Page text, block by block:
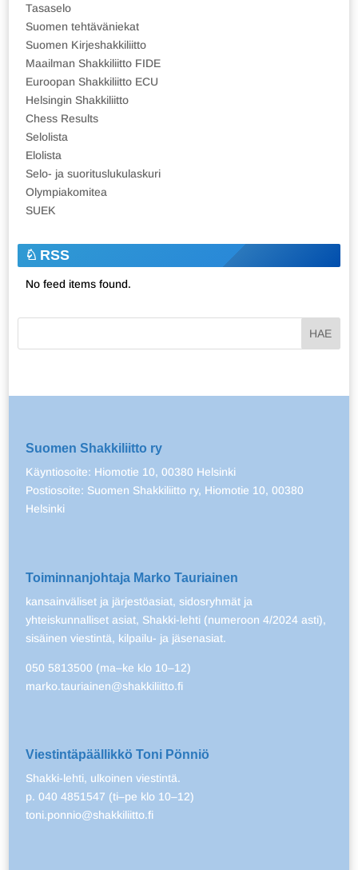
Tasaselo
Suomen tehtäväniekat
Suomen Kirjeshakkiliitto
Maailman Shakkiliitto FIDE
Euroopan Shakkiliitto ECU
Helsingin Shakkiliitto
Chess Results
Selolista
Elolista
Selo- ja suorituslukulaskuri
Olympiakomitea
SUEK
RSS
No feed items found.
Suomen Shakkiliitto ry
Käyntiosoite: Hiomotie 10, 00380 Helsinki
Postiosoite: Suomen Shakkiliitto ry, Hiomotie 10, 00380
Helsinki
Toiminnanjohtaja Marko Tauriainen
kansainväliset ja järjestöasiat, sidosryhmät ja
yhteiskunnalliset asiat, Shakki-lehti (numeroon 4/2024 asti),
sisäinen viestintä, kilpailu- ja jäsenasiat.
050 5813500 (ma–ke klo 10–12)
marko.tauriainen@shakkiliitto.fi
Viestintäpäällikkö Toni Pönniö
Shakki-lehti, ulkoinen viestintä.
p. 040 4851547 (ti–pe klo 10–12)
toni.ponnio@shakkiliitto.fi